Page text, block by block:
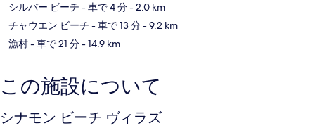
シルバー ビーチ - 車で 4 分- 2.0 km
チャウエン ビーチ - 車で 13 分- 9.2 km
漁村- 車で 21 分- 14.9 km
この施設について
シナモン ビーチ ヴィラズ